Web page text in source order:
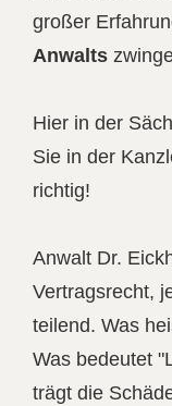
großer
Anwalts
Hier in der
Sie in der
richtig!
Anwalt Dr.
Vertragsrecht,
teilend. Was
Was bedeutet
trägt die